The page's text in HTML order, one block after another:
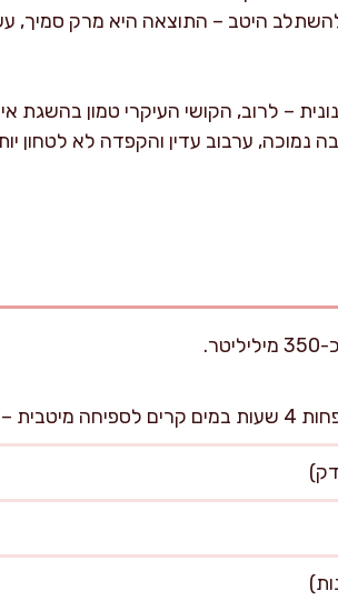
היטב – התוצאה היא מרק סמיך,
– לרוב, הקושי העיקרי טמון בהשגת
ערבוב עדין והקפדה לא לטחון